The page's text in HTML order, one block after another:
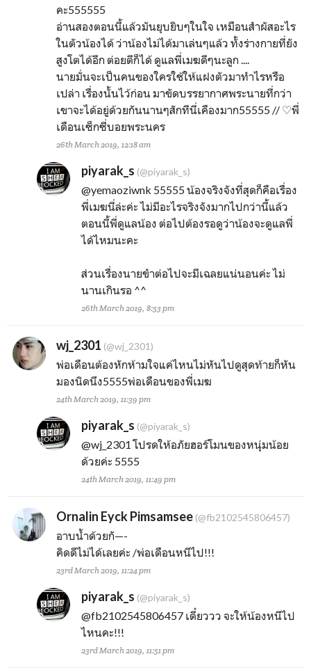
คะ555555
อ่านสองตอนนี้แล้วมันยุบยิบๆในใจ เหมือนสำผัสอะไร
ในตัวน้องได้ ว่าน้องไม่ได้มาเล่นๆแล้ว ทั้งร่างกายที่ยัง
สูงโตได้อีก ต่อยตีก็ได้ ดูแลพี่เมฆดีๆนะลูก ....
นายมั่นจะเป็นคนของใครใช้ให้แฝงตัวมาทำไรหรือ
เปล่า เรื่องนั้นไว้ก่อน มาขัดบรรยากาศพระนายที่กว่า
เขาจะได้อยู่ด้วยกันนานๆสักทีนี่เคืองมาก55555 // ♡พี่
เดือนเซ็กซี่บอยพระนคร
26th March 2019, 12:18 am
piyarak_s (@piyarak_s)
@yemaoziwnk 55555 น้องจริงจังที่สุดก็คือเรื่อง
พี่เมฆนี่ล่ะค่ะ ไม่มีอะไรจริงจังมากไปกว่านี้แล้ว
ตอนนี้พี่ดูแลน้อง ต่อไปต้องรอดูว่าน้องจะดูแลพี่
ได้ไหมนะคะ
ส่วนเรื่องนายขำต่อไปจะมีเฉลยแน่นอนค่ะ ไม่
นานเกินรอ ^^
26th March 2019, 8:53 pm
wj_2301 (@wj_2301)
พ่อเดือนต้องหักห้ามใจแค่ไหนไม่หันไปดูสุดท้ายก็หัน
มองนิดนึง5555พ่อเดือนของพี่เมฆ
24th March 2019, 11:39 pm
piyarak_s (@piyarak_s)
@wj_2301 โปรดให้อภัยฮอร์โมนของหนุ่มน้อย
ด้วยค่ะ 5555
24th March 2019, 11:49 pm
Ornalin Eyck Pimsamsee (@fb2102545806457)
อาบน้ำด้วยกั—-
คิดดีไม่ได้เลยค่ะ /พ่อเดือนหนีไป!!!
23rd March 2019, 11:24 pm
piyarak_s (@piyarak_s)
@fb2102545806457เดี๋ยววว จะให้น้องหนีไป
ไหนคะ!!!
23rd March 2019, 11:51 pm